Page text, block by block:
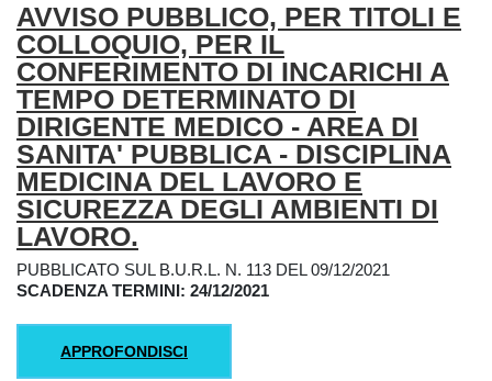
AVVISO PUBBLICO, PER TITOLI E
COLLOQUIO, PER IL
CONFERIMENTO DI INCARICHI A
TEMPO DETERMINATO DI
DIRIGENTE MEDICO - AREA DI
SANITA' PUBBLICA - DISCIPLINA
MEDICINA DEL LAVORO E
SICUREZZA DEGLI AMBIENTI DI
LAVORO.
PUBBLICATO SUL B.U.R.L. N. 113 DEL 09/12/2021
SCADENZA TERMINI: 24/12/2021
APPROFONDISCI